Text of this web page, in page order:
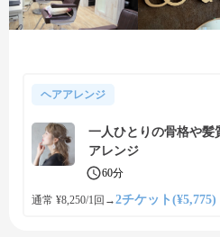
ヘアアレンジ
一人ひとりの骨格や髪
アレンジ
60分
通常 ¥8,250/1回 →2チケット(¥5,775)